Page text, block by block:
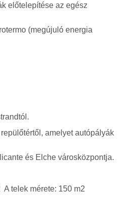
előtelepítése az egész
(megújuló energia
amelyet autópályák
és Elche városközpontja.
A telek mérete: 150 m2